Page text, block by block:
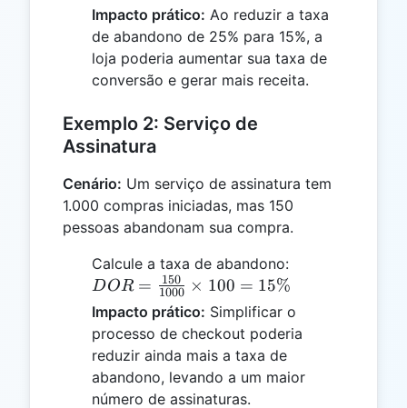
{200}
\times
100 =
25\%
Impacto prático: Ao reduzir a taxa
de abandono de 25% para 15%, a
loja poderia aumentar sua taxa de
conversão e gerar mais receita.
Exemplo 2: Serviço de
Assinatura
Cenário: Um serviço de assinatura tem
1.000 compras iniciadas, mas 150
pessoas abandonam sua compra.
Calcule a taxa de abandono:
\frac{150}
{1000}
\times 100
= 15\%
DOR = 1000
150 × 100 = 15%
Impacto prático: Simplificar o
processo de checkout poderia
reduzir ainda mais a taxa de
abandono, levando a um maior
número de assinaturas.